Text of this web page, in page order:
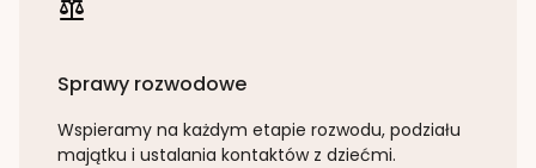
Sprawy rozwodowe
Wspieramy na każdym etapie rozwodu, podziału
majątku i ustalania kontaktów z dziećmi.